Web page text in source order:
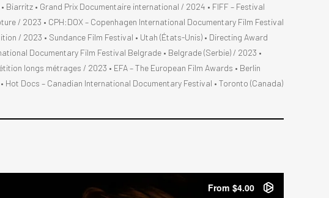
Biarritz • Grand Prix Documentaire international / 2024 • FIFF – Festival
/ 2023 • CPH:DOX – Copenhagen International Documentary Film Festival
/ 2023 • Sundance Film Festival • Utah (États-Unis) • Directing Award
Documentary Film Festival Belgrade • Belgrade (Serbie) / 2023 •
longs métrages / 2023 • EFA – The European Film Awards • Berlin
Hot Docs – Canadian International Documentary Festival • Toronto (Canada)